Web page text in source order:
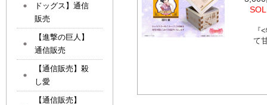
『
て
ドッグス】通信
販売
【進撃の巨人】
通信販売
【通信販売】殺
し愛
【通信販売】